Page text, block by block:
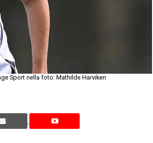
Sport nella foto: Mathilde Harviken